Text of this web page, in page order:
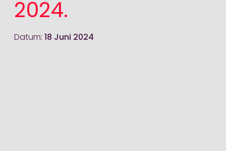
2024.
Datum: 18 Juni 2024